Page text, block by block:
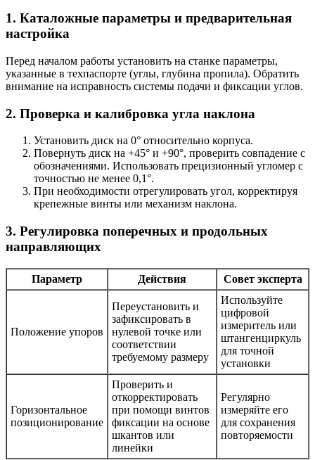
1. Каталожные параметры и предварительная
настройка
Перед началом работы установить на станке параметры,
указанные в техпаспорте (углы, глубина пропила). Обратить
внимание на исправность системы подачи и фиксации углов.
2. Проверка и калибровка угла наклона
Установить диск на 0° относительно корпуса.
Повернуть диск на +45° и +90°, проверить совпадение с
обозначениями. Использовать прецизионный угломер с
точностью не менее 0,1°.
При необходимости отрегулировать угол, корректируя
крепежные винты или механизм наклона.
3. Регулировка поперечных и продольных
направляющих
Параметр Действия Совет эксперта
Положение упоров
Переустановить и
зафиксировать в
нулевой точке или
соответствии
требуемому размеру
Используйте
цифровой
измеритель или
штангенциркуль
для точной
установки
Горизонтальное
позиционирование
Проверить и
откорректировать
при помощи винтов
фиксации на основе
шкантов или
линейки
Регулярно
измеряйте его
для сохранения
повторяемости